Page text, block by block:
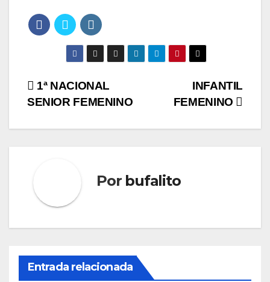
Navegación
INFANTIL
FEMENINO
1ª NACIONAL
SENIOR FEMENINO
Por bufalito
Entrada relacionada